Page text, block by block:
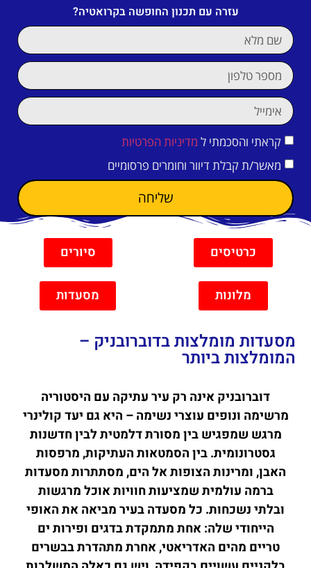
עזרה עם תכנון החופשה בקרואטיה?
קראתי והסכמתי ל מדיניות הפרטיות
מאשר/ת קבלת דיוור וחומרים פרסומיים
שליחה
כרטיסים סיורים
מלונות מסעדות
מסעדות מומלצות בדוברובניק –
המומלצות ביותר
דוברובניק אינה רק עיר עתיקה עם היסטוריה
מרשימה ונופים עוצרי נשימה – היא גם יעד קולינרי
מרגש שמפגיש בין מסורת דלמטית לבין חדשנות
גסטרונומית. בין הסמטאות העתיקות, מרפסות
האבן, ומרינות הצופות אל הים, מסתתרות מסעדות
ברמה עולמית שמציעות חוויות אוכל מרגשות
ובלתי נשכחות. כל מסעדה בעיר מביאה את האופי
הייחודי שלה: אחת מתמקדת בדגים ופירות ים
טריים מהים האדריאטי, אחרת מתהדרת בבשרים